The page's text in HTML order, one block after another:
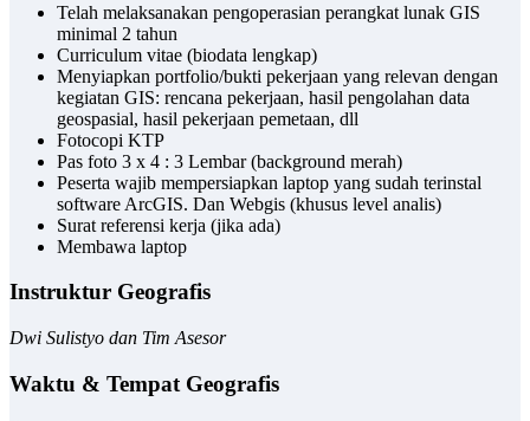
Telah melaksanakan pengoperasian perangkat lunak GIS
minimal 2 tahun
Curriculum vitae (biodata lengkap)
Menyiapkan portfolio/bukti pekerjaan yang relevan dengan
kegiatan GIS: rencana pekerjaan, hasil pengolahan data
geospasial, hasil pekerjaan pemetaan, dll
Fotocopi KTP
Pas foto 3 x 4 : 3 Lembar (background merah)
Peserta wajib mempersiapkan laptop yang sudah terinstal
software ArcGIS. Dan Webgis (khusus level analis)
Surat referensi kerja (jika ada)
Membawa laptop
Instruktur Geografis
Dwi Sulistyo dan Tim Asesor
Waktu & Tempat Geografis